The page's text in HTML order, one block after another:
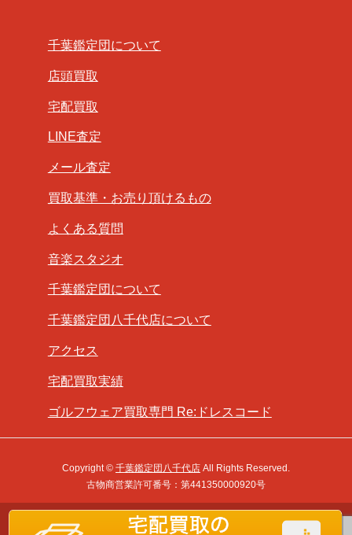
千葉鑑定団について
店頭買取
宅配買取
LINE査定
メール査定
買取基準・お売り頂けるもの
よくある質問
音楽スタジオ
千葉鑑定団について
千葉鑑定団八千代店について
アクセス
宅配買取実績
ゴルフウェア買取専門 Re:ドレスコード
Copyright © 千葉鑑定団八千代店 All Rights Reserved.
古物商営業許可番号：第441350000920号